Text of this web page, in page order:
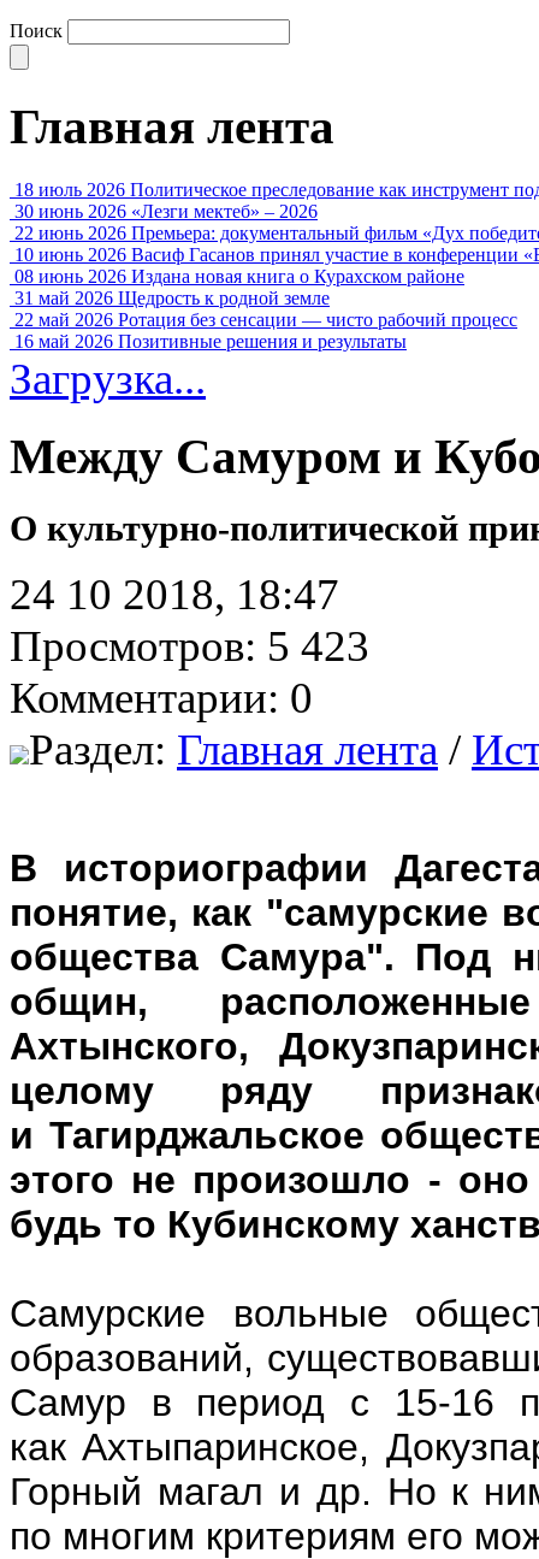
Поиск
Главная лента
18 июль 2026 Политическое преследование как инструмент
30 июнь 2026 «Лезги мектеб» – 2026
22 июнь 2026 Премьера: документальный фильм «Дух
10 июнь 2026 Васиф Гасанов принял участие в конференции
08 июнь 2026 Издана новая книга о Курахском районе
31 май 2026 Щедрость к родной земле
22 май 2026 Ротация без сенсации — чисто рабочий процесс
16 май 2026 Позитивные решения и результаты
Загрузка...
Между Самуром и
О культурно-политической
24 10 2018, 18:47
Просмотров: 5 423
Комментарии: 0
Раздел: Главная лента /
В историографии
понятие, как "самурские
общества Самура". Под
общин,
Ахтынского,
целому ряду
и Тагирджальское
этого не произошло -
будь то Кубинскому
Самурские вольные
образований,
Самур в период с 15-16
как Ахтыпаринское,
Горный магал и др. Но к
по многим критериям его